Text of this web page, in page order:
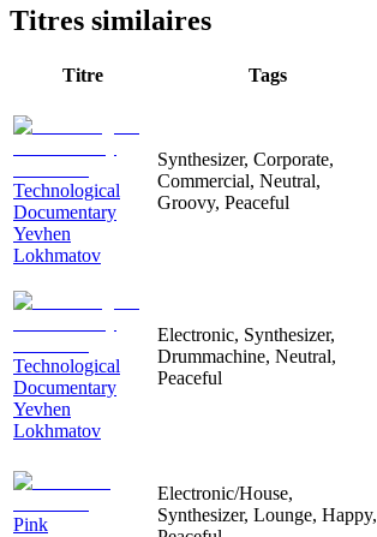
Titres similaires
Titre Tags
Technological
Documentary
Yevhen
Lokhmatov
Synthesizer, Corporate,
Commercial, Neutral,
Groovy, Peaceful
Technological
Documentary
Yevhen
Lokhmatov
Electronic, Synthesizer,
Drummachine, Neutral,
Peaceful
Pink
Electronic/House,
Synthesizer, Lounge, Happy,